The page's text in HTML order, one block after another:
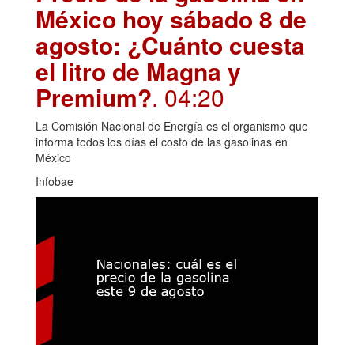
México hoy sábado 8 de
agosto: ¿Cuánto cuesta
el litro de Magna y
Premium?. 04:20
La Comisión Nacional de Energía es el organismo que
informa todos los días el costo de las gasolinas en
México
Infobae